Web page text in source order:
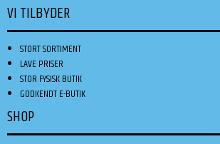
VI TILBYDER
STORT SORTIMENT
LAVE PRISER
STOR FYSISK BUTIK
GODKENDT E-BUTIK
SHOP